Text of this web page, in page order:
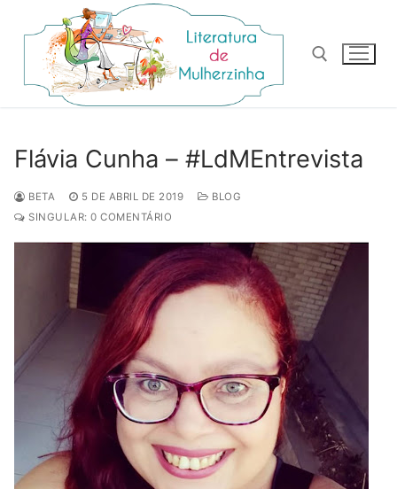
para
conteúdo
Flávia Cunha – #LdMEntrevista
BETA 5 DE ABRIL DE 2019
BLOG
SINGULAR: 0 COMENTÁRIO